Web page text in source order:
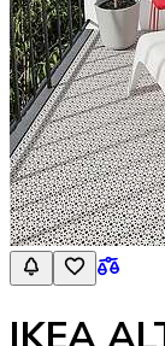
IKEA